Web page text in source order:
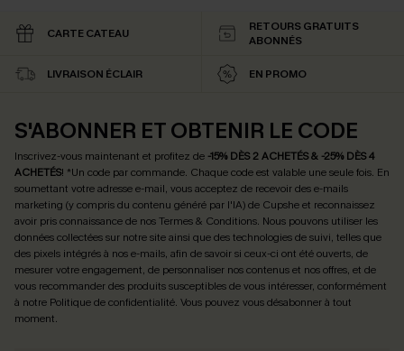
CARTE CATEAU
RETOURS GRATUITS
ABONNÉS
LIVRAISON ÉCLAIR EN PROMO
S'ABONNER ET OBTENIR LE CODE
Inscrivez-vous maintenant et profitez de -15% DÈS 2 ACHETÉS & -25% DÈS 4
ACHETÉS! *Un code par commande. Chaque code est valable une seule fois. En
soumettant votre adresse e-mail, vous acceptez de recevoir des e-mails
marketing (y compris du contenu généré par l'IA) de Cupshe et reconnaissez
avoir pris connaissance de nosTermes & Conditions. Nous pouvons utiliser les
données collectées sur notre site ainsi que des technologies de suivi, telles que
des pixels intégrés à nos e-mails, afin de savoir si ceux-ci ont été ouverts, de
mesurer votre engagement, de personnaliser nos contenus et nos offres, et de
vous recommander des produits susceptibles de vous intéresser, conformément
à notre Politique de confidentialité. Vous pouvez vous désabonner à tout
moment.